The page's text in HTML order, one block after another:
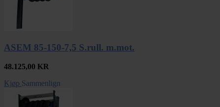
ASEM 85-150-7,5 S.rull. m.mot.
48.125,00 KR
Kjøp Sammenlign